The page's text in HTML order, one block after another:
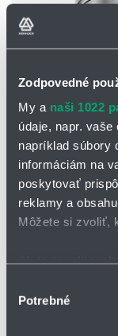
Zodpovedné
My a naši 1022
údaje, napr.
napríklad súbory
informáciám na
poskytovať
reklamy a
Môžete si zvoliť,
polohe s
súhlasu
Potrebné
OPÝTAŤ SA /
Na stiahnutie
Dýzy na čistenie
PicoWhirly.pdf
Rotačná
PicoWhirly
s